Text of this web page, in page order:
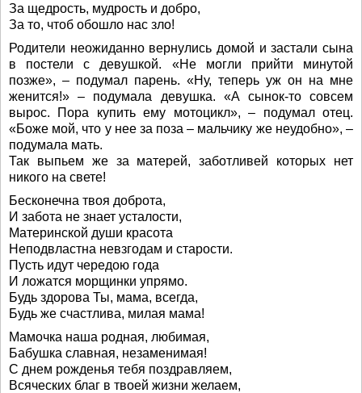
За щедрость, мудрость и добро,
За то, чтоб обошло нас зло!
Родители неожиданно вернулись домой и застали сына
в постели с девушкой. «Не могли прийти минутой
позже», – подумал парень. «Ну, теперь уж он на мне
женится!» – подумала девушка. «А сынок-то совсем
вырос. Пора купить ему мотоцикл», – подумал отец.
«Боже мой, что у нее за поза – мальчику же неудобно», –
подумала мать.
Так выпьем же за матерей, заботливей которых нет
никого на свете!
Бесконечна твоя доброта,
И забота не знает усталости,
Материнской души красота
Неподвластна невзгодам и старости.
Пусть идут чередою года
И ложатся морщинки упрямо.
Будь здорова Ты, мама, всегда,
Будь же счастлива, милая мама!
Мамочка наша родная, любимая,
Бабушка славная, незаменимая!
С днем рожденья тебя поздравляем,
Всяческих благ в твоей жизни желаем,